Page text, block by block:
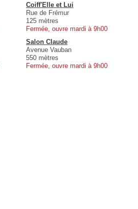
Coiff'Elle et Lui
Rue de Frémur
125 mètres
Fermée, ouvre mardi à 9h00
Salon Claude
Avenue Vauban
550 mètres
Fermée, ouvre mardi à 9h00